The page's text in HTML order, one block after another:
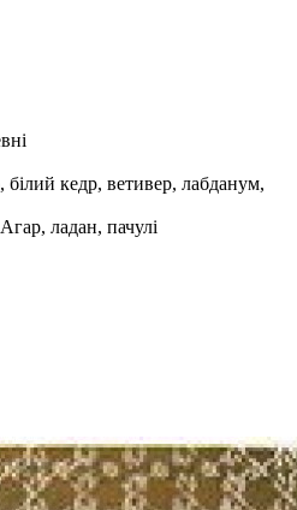
білий кедр, ветивер, лабданум,
ладан, пачулі